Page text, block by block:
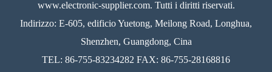
www.electronic-supplier.com. Tutti i diritti riservati.
Indirizzo: E-605, edificio Yuetong, Meilong Road, Longhua,
Shenzhen, Guangdong, Cina
TEL: 86-755-83234282 FAX: 86-755-28168816